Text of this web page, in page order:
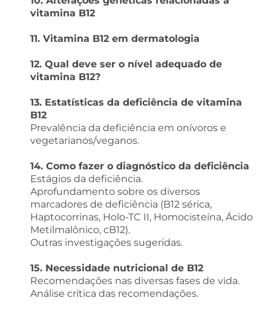
vitamina B12
11. Vitamina B12 em dermatologia
12. Qual deve ser o nível adequado de
vitamina B12?
13. Estatísticas da deficiência de vitamina
B12
Prevalência da deficiência em onívoros e
vegetarianos/veganos.
14. Como fazer o diagnóstico da deficiência
Estágios da deficiência.
Aprofundamento sobre os diversos
marcadores de deficiência (B12 sérica,
Haptocorrinas, Holo-TC II, Homocisteína, Ácido
Metilmalônico, cB12).
Outras investigações sugeridas.
15. Necessidade nutricional de B12
Recomendações nas diversas fases de vida.
Análise crítica das recomendações.